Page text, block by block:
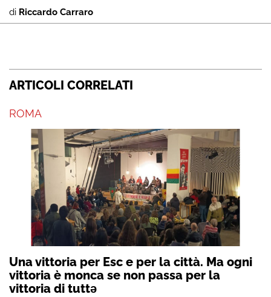
di Riccardo Carraro
ARTICOLI CORRELATI
ROMA
Una vittoria per Esc e per la città. Ma ogni
vittoria è monca se non passa per la
vittoria di tuttə